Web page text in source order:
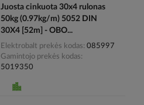
Juosta cinkuota 30x4 rulonas
50kg (0.97kg/m) 5052 DIN
30X4 [52m] - OBO...
Elektrobalt prekės kodas 085997
Gamintojo prekės kodas
5019350